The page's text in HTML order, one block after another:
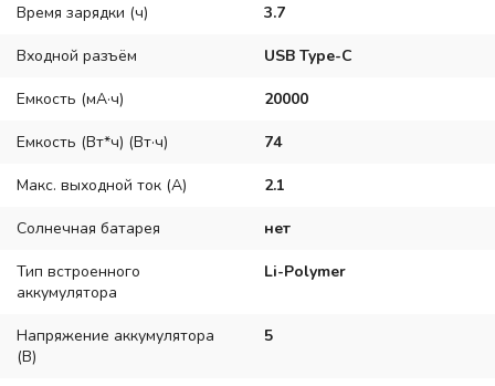
Время зарядки (ч) 3.7
Входной разъём USB Type-C
Емкость (мА·ч) 20000
Емкость (Вт*ч) (Вт·ч) 74
Макс. выходной ток (А) 2.1
Солнечная батарея нет
Тип встроенного
аккумулятора
Li-Polymer
Напряжение аккумулятора
(В)
5